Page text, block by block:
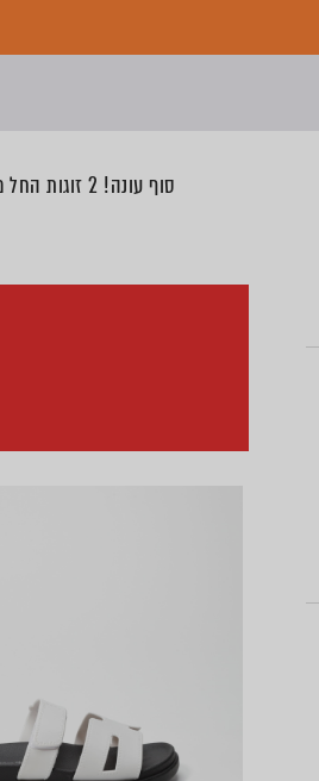
סוף עונה! 2 זוגות החל מ-₪50